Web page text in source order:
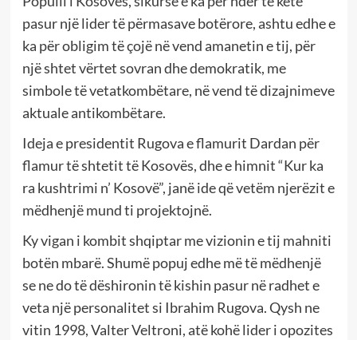
pasur një lider të përmasave botërore, ashtu edhe e
ka për obligim të çojë në vend amanetin e tij, për
një shtet vërtet sovran dhe demokratik, me
simbole të vetatkombëtare, në vend të dizajnimeve
aktuale antikombëtare.
Ideja e presidentit Rugova e flamurit Dardan për
flamur të shtetit të Kosovës, dhe e himnit “Kur ka
ra kushtrimi n’ Kosovë”, janë ide që vetëm njerëzit e
mëdhenjë mund ti projektojnë.
Ky vigan i kombit shqiptar me vizionin e tij mahniti
botën mbarë. Shumë popuj edhe më të mëdhenjë
se ne do të dëshironin të kishin pasur në radhet e
veta një personalitet si Ibrahim Rugova. Qysh ne
vitin 1998, Valter Veltroni, atë kohë lider i opozites